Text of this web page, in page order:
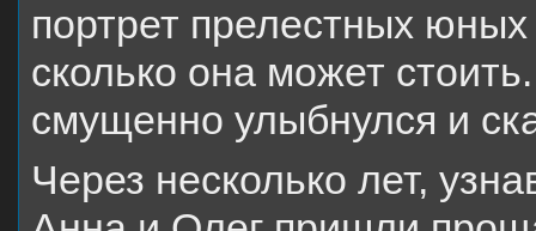
портрет прелестных
сколько она может
смущенно улыбнулся и
Через несколько лет,